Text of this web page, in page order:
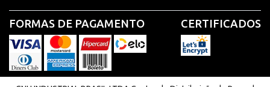
FORMAS DE PAGAMENTO CERTIFICADOS